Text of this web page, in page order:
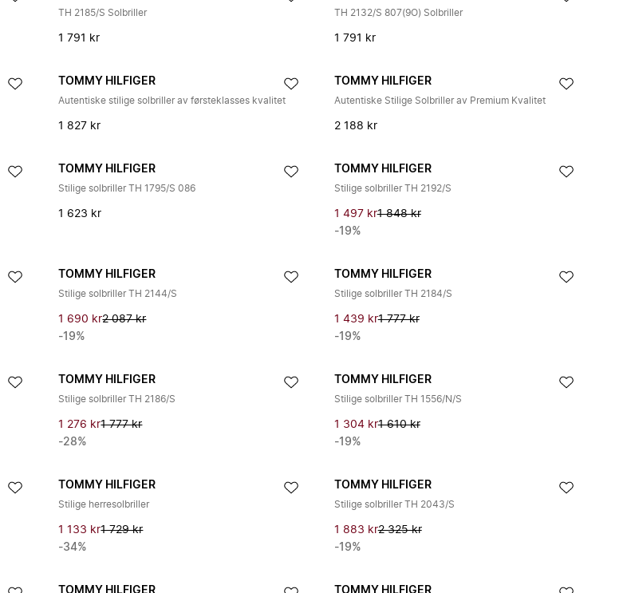
TH 2185/S Solbriller
1 791 kr
TH 2132/S 807(9O) Solbriller
1 791 kr
TOMMY HILFIGER
Autentiske stilige solbriller av førsteklasses kvalitet
1 827 kr
TOMMY HILFIGER
Autentiske Stilige Solbriller av Premium Kvalitet
2 188 kr
TOMMY HILFIGER
Stilige solbriller TH 1795/S 086
1 623 kr
TOMMY HILFIGER
Stilige solbriller TH 2192/S
1 497 kr1 848 kr
-19%
TOMMY HILFIGER
Stilige solbriller TH 2144/S
1 690 kr2 087 kr
-19%
TOMMY HILFIGER
Stilige solbriller TH 2184/S
1 439 kr1 777 kr
-19%
TOMMY HILFIGER
Stilige solbriller TH 2186/S
1 276 kr1 777 kr
-28%
TOMMY HILFIGER
Stilige solbriller TH 1556/N/S
1 304 kr1 610 kr
-19%
TOMMY HILFIGER
Stilige herresolbriller
1 133 kr1 729 kr
-34%
TOMMY HILFIGER
Stilige solbriller TH 2043/S
1 883 kr2 325 kr
-19%
TOMMY HILFIGER TOMMY HILFIGER